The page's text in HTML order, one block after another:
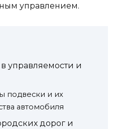
управлением.
управляемости и
подвески и их
автомобиля
дорог и